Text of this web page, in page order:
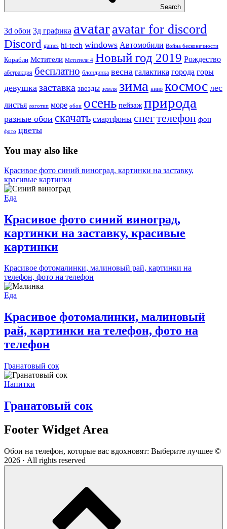
Search
3d обои 3д графика avataravatar for discord
Discord games hi-tech windows Автомобили Война бесконечности
Корабли Мстители Мстители 4 Новый год 2019 Рождество
абстракция бесплатно блондинка весна галактика города горы
девушка заставка звезды земля зима кино космос лес
листья логотип море обои осень пейзаж природа
разные обои скачать смартфоны снегтелефон фон
фото цветы
You may also like
Красивое фото синий виноград, картинки на заставку,
красивые картинки
Еда
Красивое фото синий виноград,
картинки на заставку, красивые
картинки
Красивое фотомалинки, малиновый рай, картинки на
телефон, фото на телефон
Еда
Красивое фотомалинки, малиновый
рай, картинки на телефон, фото на
телефон
Гранатовый сок
Напитки
Гранатовый сок
Footer Widget Area
Обои на телефон, которые вас вдохновят: Выберите лучшее ©
2026 · All rights reserved